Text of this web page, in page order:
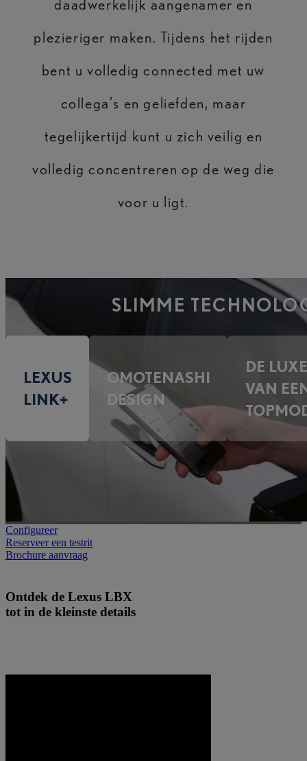
daadwerkelijk aangenamer en
plezieriger maken. Tijdens het rijden
bent u volledig connected met uw
collega's en geliefden, maar
tegelijkertijd kunt u zich veilig en
volledig concentreren op de weg die
voor u ligt.
SLIMME
LEXUS
LINK+
OMOTENASHI
DESIGN
DE LUXE
VAN
Configureer
Reserveer een testrit
Brochure aanvraag
Ontdek de Lexus LBX
tot in de kleinste details